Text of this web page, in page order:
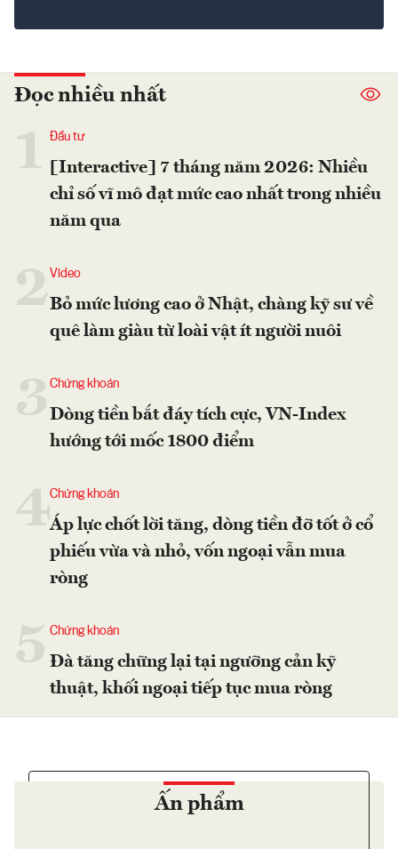
Đọc nhiều nhất
Đầu tư
[Interactive] 7 tháng năm 2026: Nhiều
chỉ số vĩ mô đạt mức cao nhất trong nhiều
năm qua
2Video
Bỏ mức lương cao ở Nhật, chàng kỹ sư về
quê làm giàu từ loài vật ít người nuôi
Chứng khoán
Dòng tiền bắt đáy tích cực, VN-Index
hướng tới mốc 1800 điểm
4Chứng khoán
Áp lực chốt lời tăng, dòng tiền đỡ tốt ở cổ
phiếu vừa và nhỏ, vốn ngoại vẫn mua
ròng
Chứng khoán
Đà tăng chững lại tại ngưỡng cản kỹ
thuật, khối ngoại tiếp tục mua ròng
Ấn phẩm